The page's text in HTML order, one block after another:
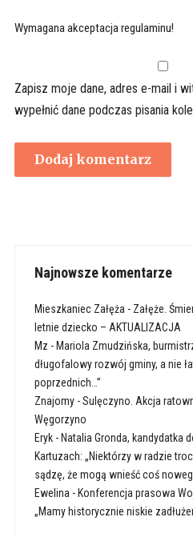
Wymagana akceptacja regulaminu!
Zapisz moje dane, adres e-mail i
wypełnić dane podczas pisania
Najnowsze komentarze
Mieszkaniec Załęża - Załęże.
letnie dziecko – AKTUALIZACJA
Mz - Mariola Zmudzińska,
długofalowy rozwój gminy, a nie
poprzednich…”
Znajomy-Sulęczyno. Akcja
Węgorzyno
Eryk- Natalia Gronda, kandydatka
Kartuzach: „Niektórzy w radzie
sądzę, że mogą wnieść coś
Ewelina - Konferencja prasowa
„Mamy historycznie niskie